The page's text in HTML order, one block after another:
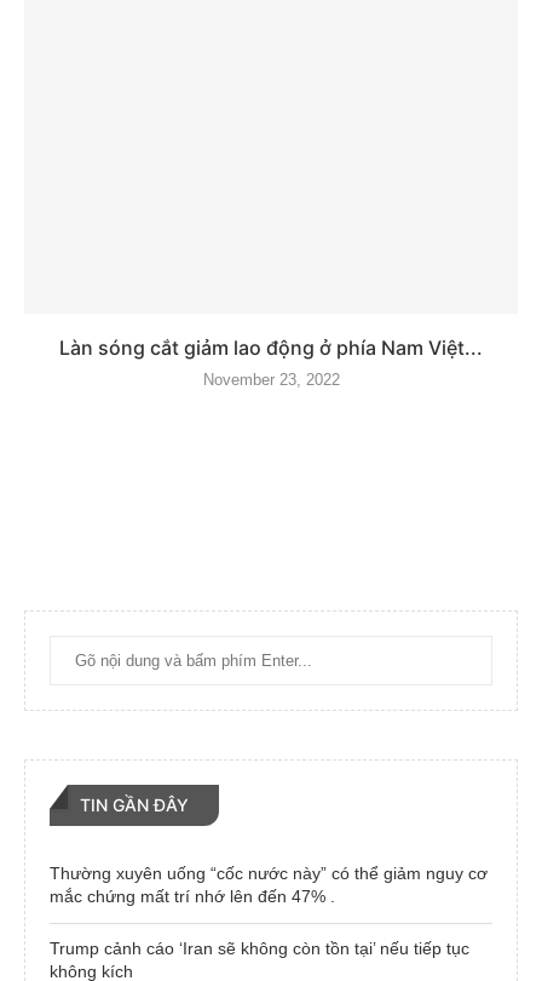
Làn sóng cắt giảm lao động ở phía Nam Việt...
November 23, 2022
TIN GẦN ĐÂY
Thường xuyên uống “cốc nước này” có thể giảm nguy cơ
mắc chứng mất trí nhớ lên đến 47% .
Trump cảnh cáo ‘Iran sẽ không còn tồn tại’ nếu tiếp tục
không kích